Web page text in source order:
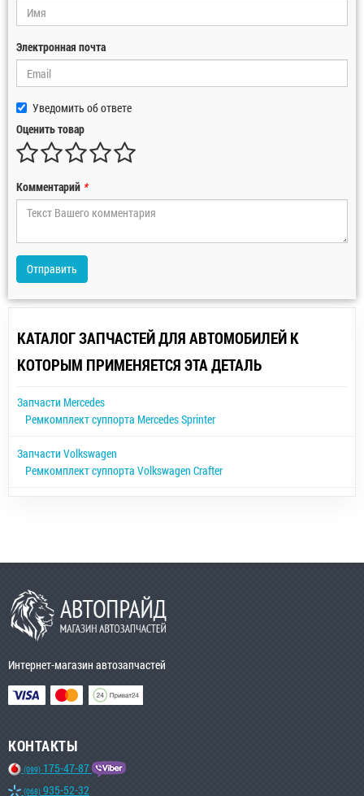
Электронная почта
Уведомить об ответе
Оценить товар
Комментарий *
Отправить
КАТАЛОГ ЗАПЧАСТЕЙ ДЛЯ АВТОМОБИЛЕЙ К
КОТОРЫМ ПРИМЕНЯЕТСЯ ЭТА ДЕТАЛЬ
Запчасти Mercedes
Ремкомплект суппорта Mercedes Sprinter
Запчасти Volkswagen
Ремкомплект суппорта Volkswagen Crafter
Интернет-магазин автозапчастей
КОНТАКТЫ
(099) 175-47-87
(068) 935-52-32